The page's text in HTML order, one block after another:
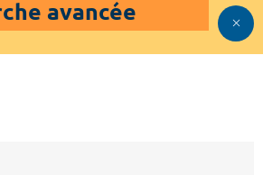
avancée